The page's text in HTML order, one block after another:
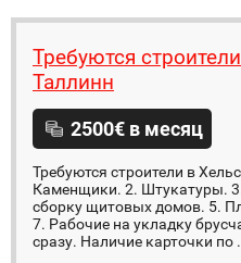
Требуются
Таллинн
2500€ в месяц
Требуются строители в
Каменщики. 2. Штукатуры.
сборку щитовых домов. 5.
7. Рабочие на укладку
сразу. Наличие карточки по